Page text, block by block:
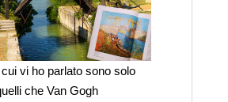
vi ho parlato sono solo
che Van Gogh